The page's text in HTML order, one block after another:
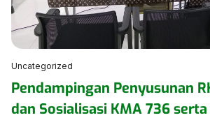
Uncategorized
Pendampingan Penyusunan
dan Sosialisasi KMA 736